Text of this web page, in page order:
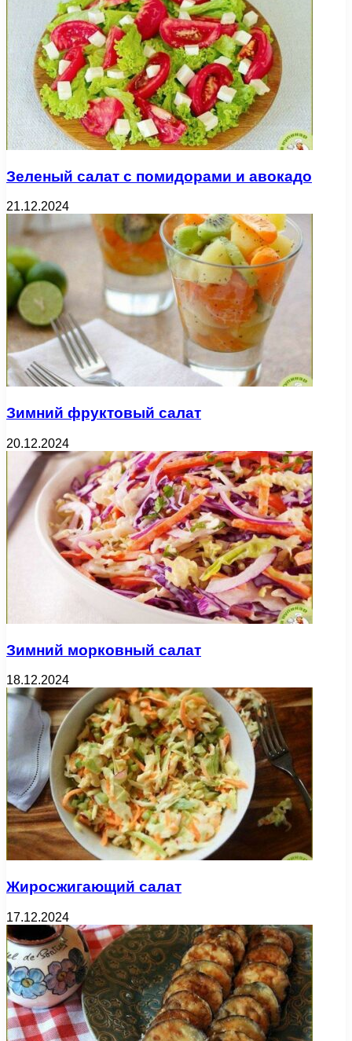
Зеленый салат с помидорами и авокадо
21.12.2024
Зимний фруктовый салат
20.12.2024
Зимний морковный салат
18.12.2024
Жиросжигающий салат
17.12.2024